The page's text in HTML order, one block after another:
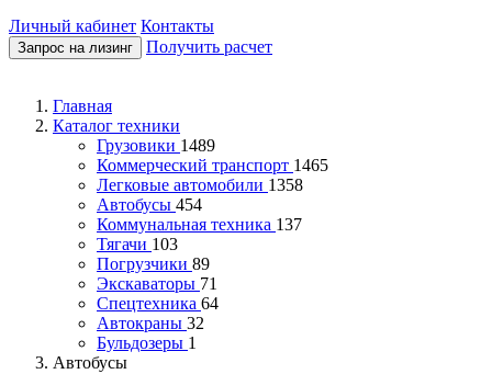
Личный кабинет Контакты
Запрос на лизинг Получить расчет
Главная
Каталог техники
Грузовики 1489
Коммерческий транспорт 1465
Легковые автомобили 1358
Автобусы 454
Коммунальная техника 137
Тягачи 103
Погрузчики 89
Экскаваторы 71
Спецтехника 64
Автокраны 32
Бульдозеры 1
Автобусы